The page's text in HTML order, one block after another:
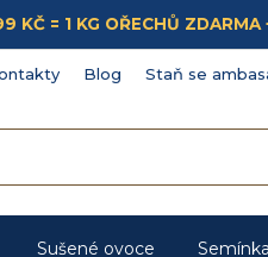
KČ = 1 KG OŘECHŮ
Blog Staň se
Sušené ovoce Semínka